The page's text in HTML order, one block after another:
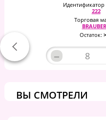
Идентификатор
222
Торговая
Остаток:
–
ВЫ СМОТРЕЛИ